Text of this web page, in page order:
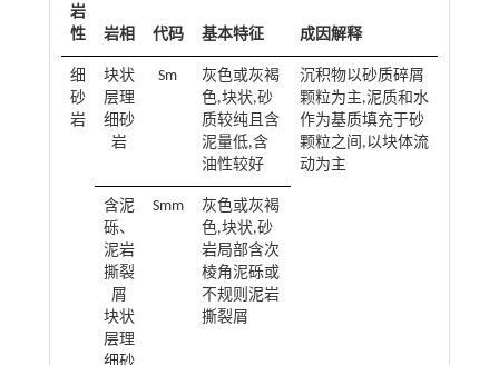
岩
性
岩相 代码 基本特征 成因解释
细
砂
岩
块状
层理
细砂
岩
Sm
灰色或灰褐
色,块状,砂
质较纯且含
泥量低,含
油性较好
沉积物以砂质碎屑
颗粒为主,泥质和水
作为基质填充于砂
颗粒之间,以块体流
动为主
含泥
砾、
泥岩
撕裂
屑
块状
层理
Smm
灰色或灰褐
色,块状,砂
岩局部含次
棱角泥砾或
不规则泥岩
撕裂屑